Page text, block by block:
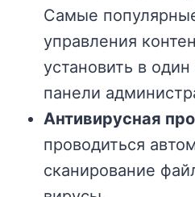
Самые
управления
установить в
панели
Антивирусная
проводиться
сканирование